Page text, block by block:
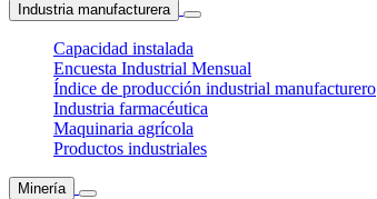
Industria manufacturera
Capacidad instalada
Encuesta Industrial Mensual
Índice de producción industrial manufacturero
Industria farmacéutica
Maquinaria agrícola
Productos industriales
Minería